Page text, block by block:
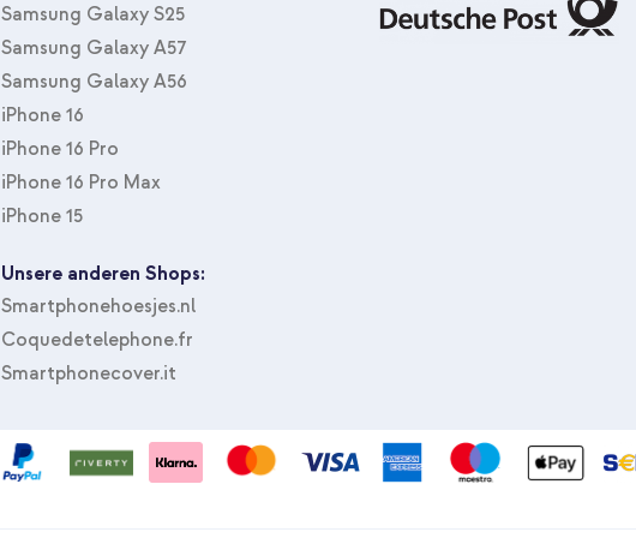
Samsung Galaxy S25
Samsung Galaxy A57
Samsung Galaxy A56
iPhone 16
iPhone 16 Pro
iPhone 16 Pro Max
iPhone 15
Unsere anderen Shops:
Smartphonehoesjes.nl
Coquedetelephone.fr
Smartphonecover.it